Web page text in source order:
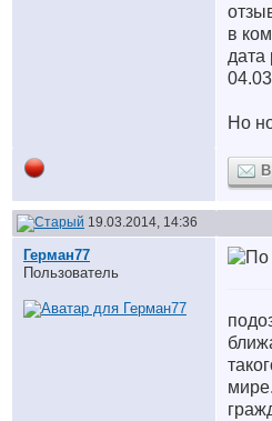
в
дата
Но
19.03.2014, 14:36
Герман77
Пользователь